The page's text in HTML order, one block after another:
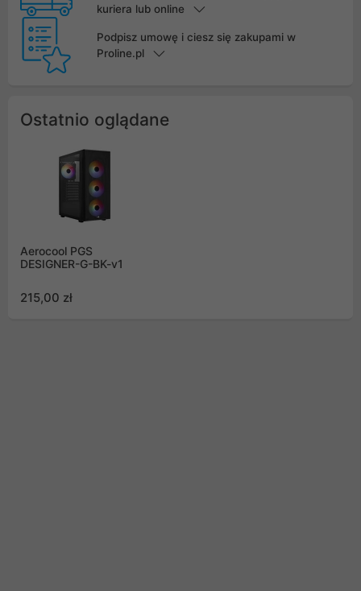
kuriera lub online
Podpisz umowę i ciesz się zakupami w
Proline.pl
Ostatnio oglądane
Aerocool PGS
DESIGNER-G-BK-v1
215,00 zł